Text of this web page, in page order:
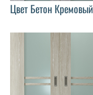
Цвет Бетон Кремовый